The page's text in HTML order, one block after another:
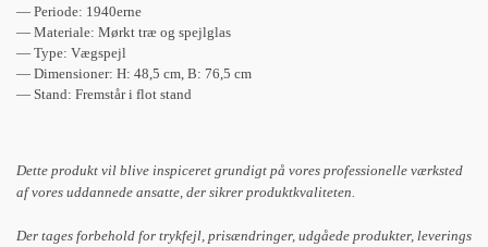
— Periode: 1940erne
— Materiale: Mørkt træ og spejlglas
— Type: Vægspejl
— Dimensioner: H: 48,5 cm, B: 76,5 cm
— Stand: Fremstår i flot stand
Dette produkt vil blive inspiceret grundigt på vores professionelle værksted
af vores uddannede ansatte, der sikrer produktkvaliteten.
Der tages forbehold for trykfejl, prisændringer, udgåede produkter, leverings